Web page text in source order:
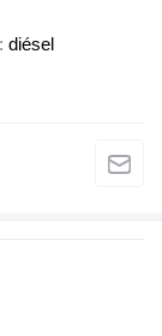
diésel